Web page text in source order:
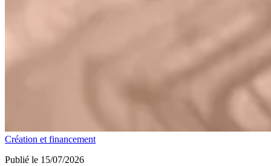
Création et financement
Publié le 15/07/2026